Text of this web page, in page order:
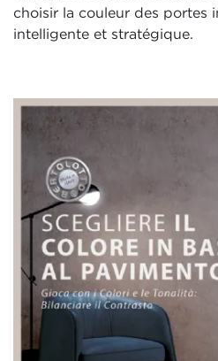
choisir la couleur des portes
intelligente et stratégique.